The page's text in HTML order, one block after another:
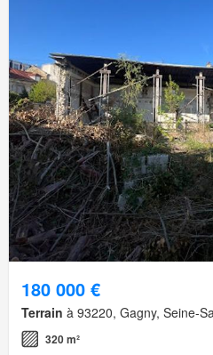
180 000 €
Terrain à 93220, Gagny, Seine-
320 m²